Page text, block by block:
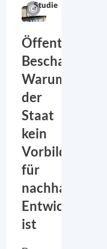
Studie
Öffentliche
Beschaffung:
Warum
der
Staat
kein
Vorbild
für
nachhaltige
Entwicklung
ist